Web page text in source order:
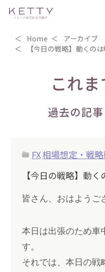
Home
アーカイブ
【今日の戦略】動くの
これ
過去の記
FX相場想定・戦
【今日の戦略】動く
皆さん、おはようご
本日は出張のため車
す。
それでは、本日の戦